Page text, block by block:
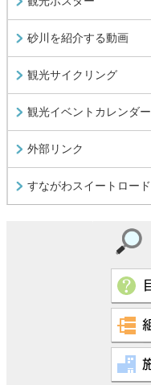
砂川を紹介する動画
観光サイクリング
観光イベントカレンダー
外部リンク
すながわスイートロード